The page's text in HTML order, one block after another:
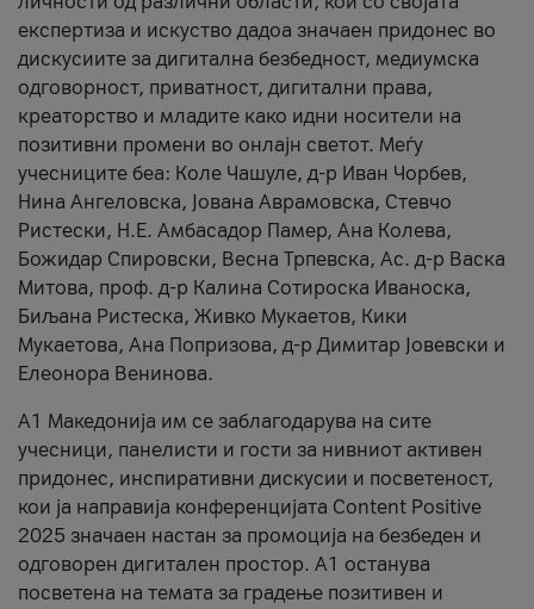
експертиза и искуство дадоа значаен придонес во
дискусиите за дигитална безбедност, медиумска
одговорност, приватност, дигитални права,
креаторство и младите како идни носители на
позитивни промени во онлајн светот. Меѓу
учесниците беа: Коле Чашуле, д-р Иван Чорбев,
Нина Ангеловска, Јована Аврамовска, Стевчо
Ристески, Н.Е. Амбасадор Памер, Ана Колева,
Божидар Спировски, Весна Трпевска, Ас. д-р Васка
Митова, проф. д-р Калина Сотироска Иваноска,
Биљана Ристеска, Живко Мукаетов, Кики
Мукаетова, Ана Попризова, д-р Димитар Јовевски и
Елеонора Венинова.
А1 Македонија им се заблагодарува на сите
учесници, панелисти и гости за нивниот активен
придонес, инспиративни дискусии и посветеност,
кои ја направија конференцијата Content Positive
2025 значаен настан за промоција на безбеден и
одговорен дигитален простор. А1 останува
посветена на темата за градење позитивен и